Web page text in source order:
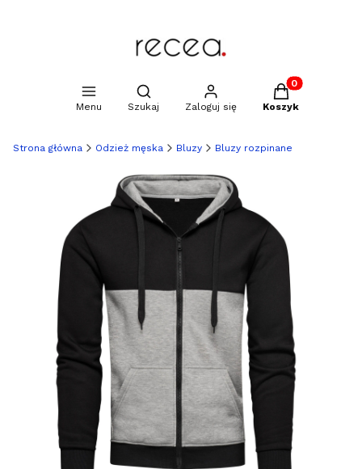
Menu
Otwórz wyszukiwarkę
Szukaj Zaloguj się
Produkty w
Koszyk
Strona główna Odzież męska Bluzy Bluzy rozpinane